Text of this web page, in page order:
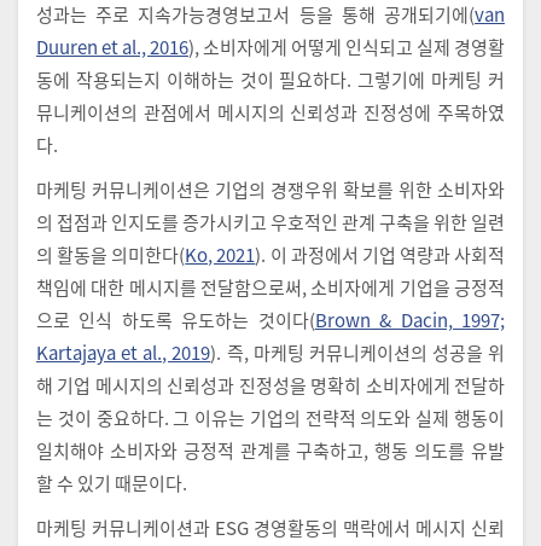
성과는 주로 지속가능경영보고서 등을 통해 공개되기에(van
Duuren et al., 2016), 소비자에게 어떻게 인식되고 실제 경영활
동에 작용되는지 이해하는 것이 필요하다. 그렇기에 마케팅 커
뮤니케이션의 관점에서 메시지의 신뢰성과 진정성에 주목하였
다.
마케팅 커뮤니케이션은 기업의 경쟁우위 확보를 위한 소비자와
의 접점과 인지도를 증가시키고 우호적인 관계 구축을 위한 일련
의 활동을 의미한다(Ko, 2021). 이 과정에서 기업 역량과 사회적
책임에 대한 메시지를 전달함으로써, 소비자에게 기업을 긍정적
으로 인식 하도록 유도하는 것이다(Brown & Dacin, 1997;
Kartajaya et al., 2019). 즉, 마케팅 커뮤니케이션의 성공을 위
해 기업 메시지의 신뢰성과 진정성을 명확히 소비자에게 전달하
는 것이 중요하다. 그 이유는 기업의 전략적 의도와 실제 행동이
일치해야 소비자와 긍정적 관계를 구축하고, 행동 의도를 유발
할 수 있기 때문이다.
마케팅 커뮤니케이션과 ESG 경영활동의 맥락에서 메시지 신뢰